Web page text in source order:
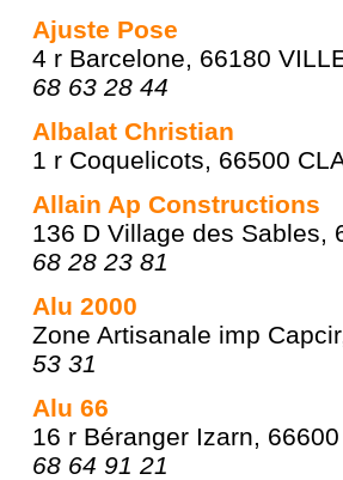
Ajuste Pose
4 r Barcelone, 66180
68 63 28 44
Albalat Christian
1 r Coquelicots, 66500
Allain Ap Constructions
136 D Village des Sables,
68 28 23 81
Alu 2000
Zone Artisanale imp
53 31
Alu 66
16 r Béranger Izarn,
68 64 91 21